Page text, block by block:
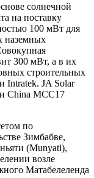
солнечной
на поставку
100 мВт для
наземных
300 мВт, а в их
строительных
Intratek. JA Solar
China MCC17
по
Зимбабве,
(Munyati),
возле
Матабелеленда